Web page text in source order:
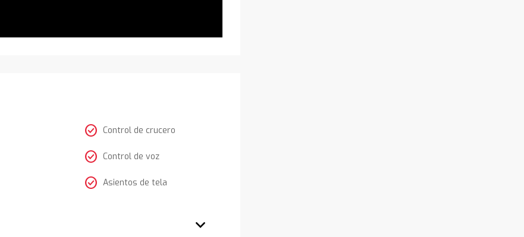
check_circle Control de crucero
check_circle Control de voz
check_circle Asientos de tela